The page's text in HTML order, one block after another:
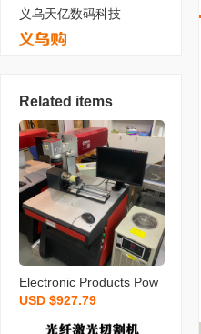
义乌天亿数码科技
Related items
Electronic Products Pow
er Bank Plastic Material
Laser Plotter Non-Foami
USD $927.79